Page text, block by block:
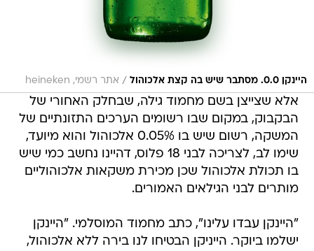
היינקן 0.0. מסתבר שיש בה קצת אלכוהול / אתר רשמי, heineken
אלא שצייצן בשם מחמוד גילה, שבחלק האחורי של
הבקבוק, במקום שבו רשומים הערכים התזונתיים של
המשקה, רשום שיש בו 0.05% אלכוהול והוא מיועד,
שימו לב, לצריכה לבני 18 פלוס, דהיינו נחשב כמי שיש
בו תכולת אלכוהול שכן מכירת משקאות אלכוהוליים
מותרים לבני הגילאים האמורים.
"היינקן עבדו עלינו", כתב מחמוד המוסלמי. "היינקן
ישלמו ביוקר. הייניקן הבטיחו לנו בירה ללא אלכוהול,